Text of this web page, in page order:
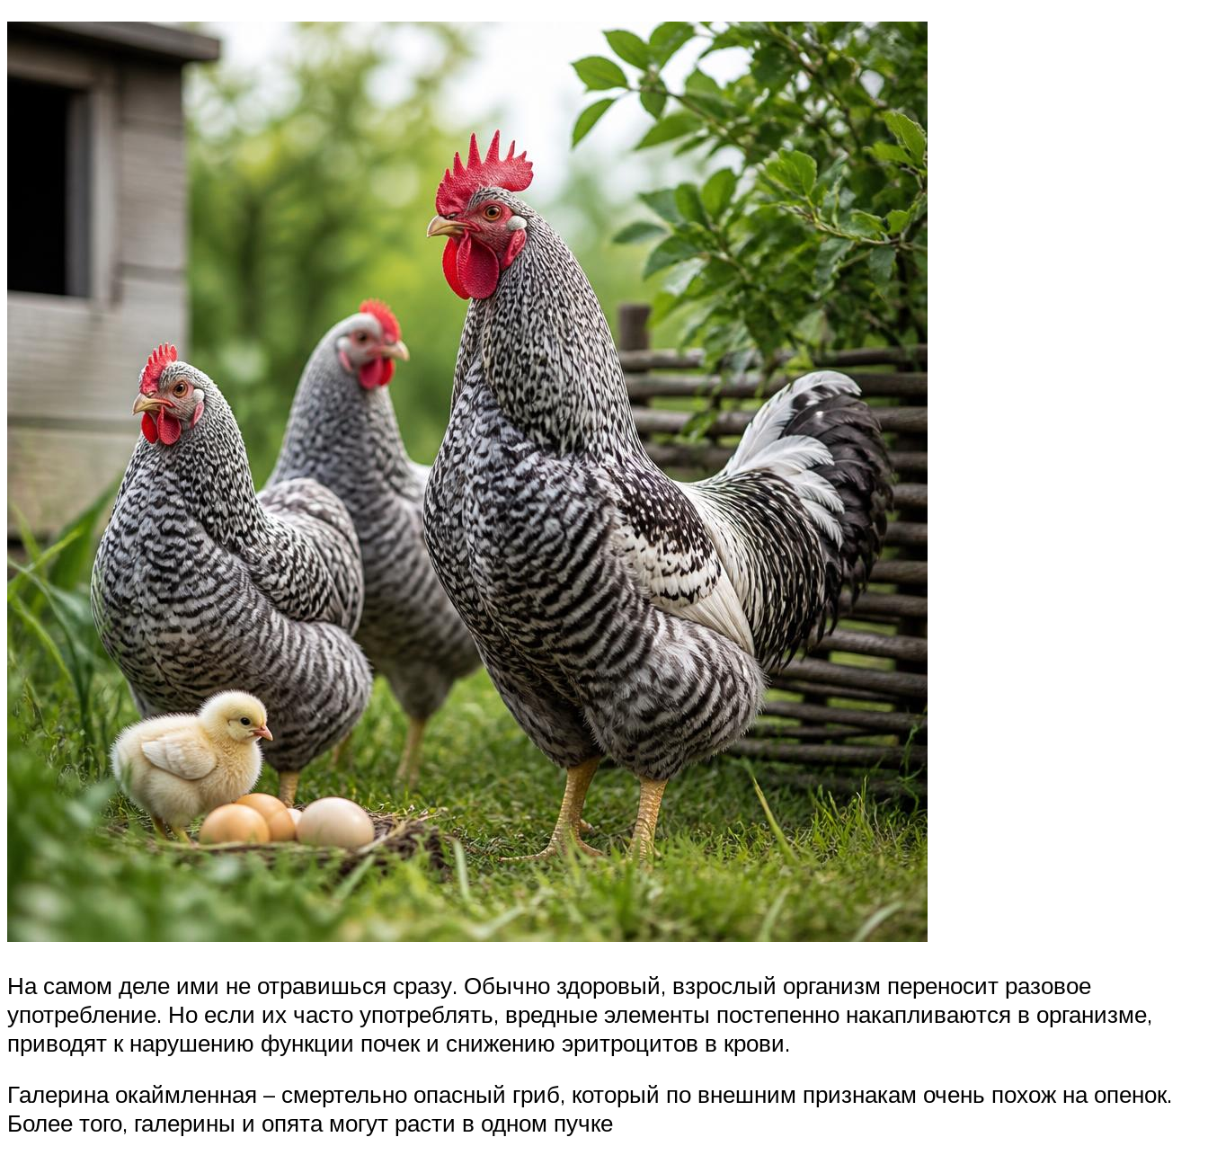
На самом деле ими не отравишься сразу. Обычно здоровый, взрослый организм переносит разовое
употребление. Но если их часто употреблять, вредные элементы постепенно накапливаются в организме,
приводят к нарушению функции почек и снижению эритроцитов в крови.
Галерина окаймленная – смертельно опасный гриб, который по внешним признакам очень похож на опенок.
Более того, галерины и опята могут расти в одном пучке